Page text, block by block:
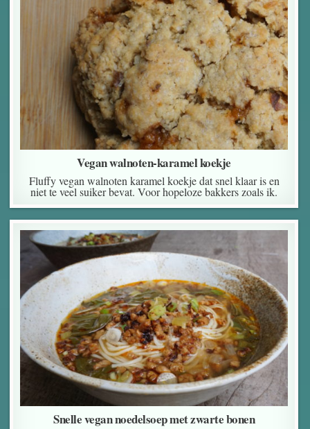
Vegan walnoten-karamel koekje
Fluffy vegan walnoten karamel koekje dat snel klaar is en
niet te veel suiker bevat. Voor hopeloze bakkers zoals ik.
Snelle vegan noedelsoep met zwarte bonen